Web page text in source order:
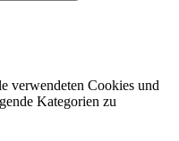
verwendeten Cookies und
Kategorien zu